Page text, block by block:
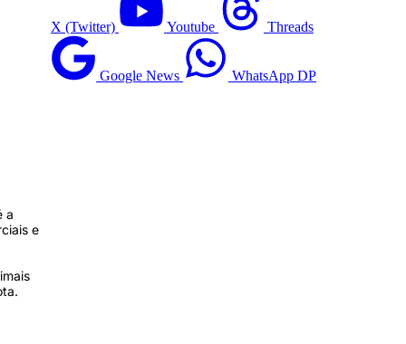
a
e
X (Twitter) Youtube Threads
Google News WhatsApp DP